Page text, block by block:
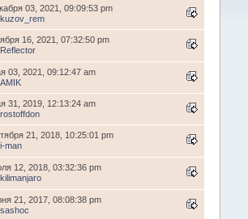
03, 2021, 09:09:53 pm
kuzov_rem
16, 2021, 07:32:50 pm
Reflector
03, 2021, 09:12:47 am
AMIK
31, 2019, 12:13:24 am
rostoffdon
21, 2018, 10:25:01 pm
i-man
12, 2018, 03:32:36 pm
kilimanjaro
21, 2017, 08:08:38 pm
sashoc